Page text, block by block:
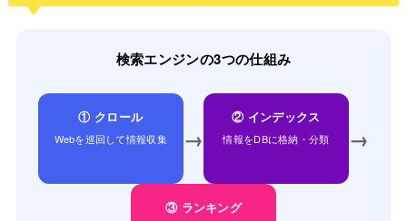
検索エンジンの3つの仕組み
① クロール
Webを巡回して情報収集 →
② インデックス
情報をDBに格納・分類 →
③ ランキング